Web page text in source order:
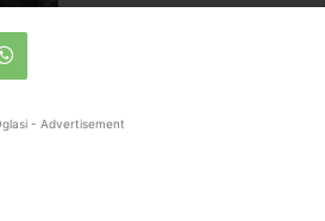
- Advertisement